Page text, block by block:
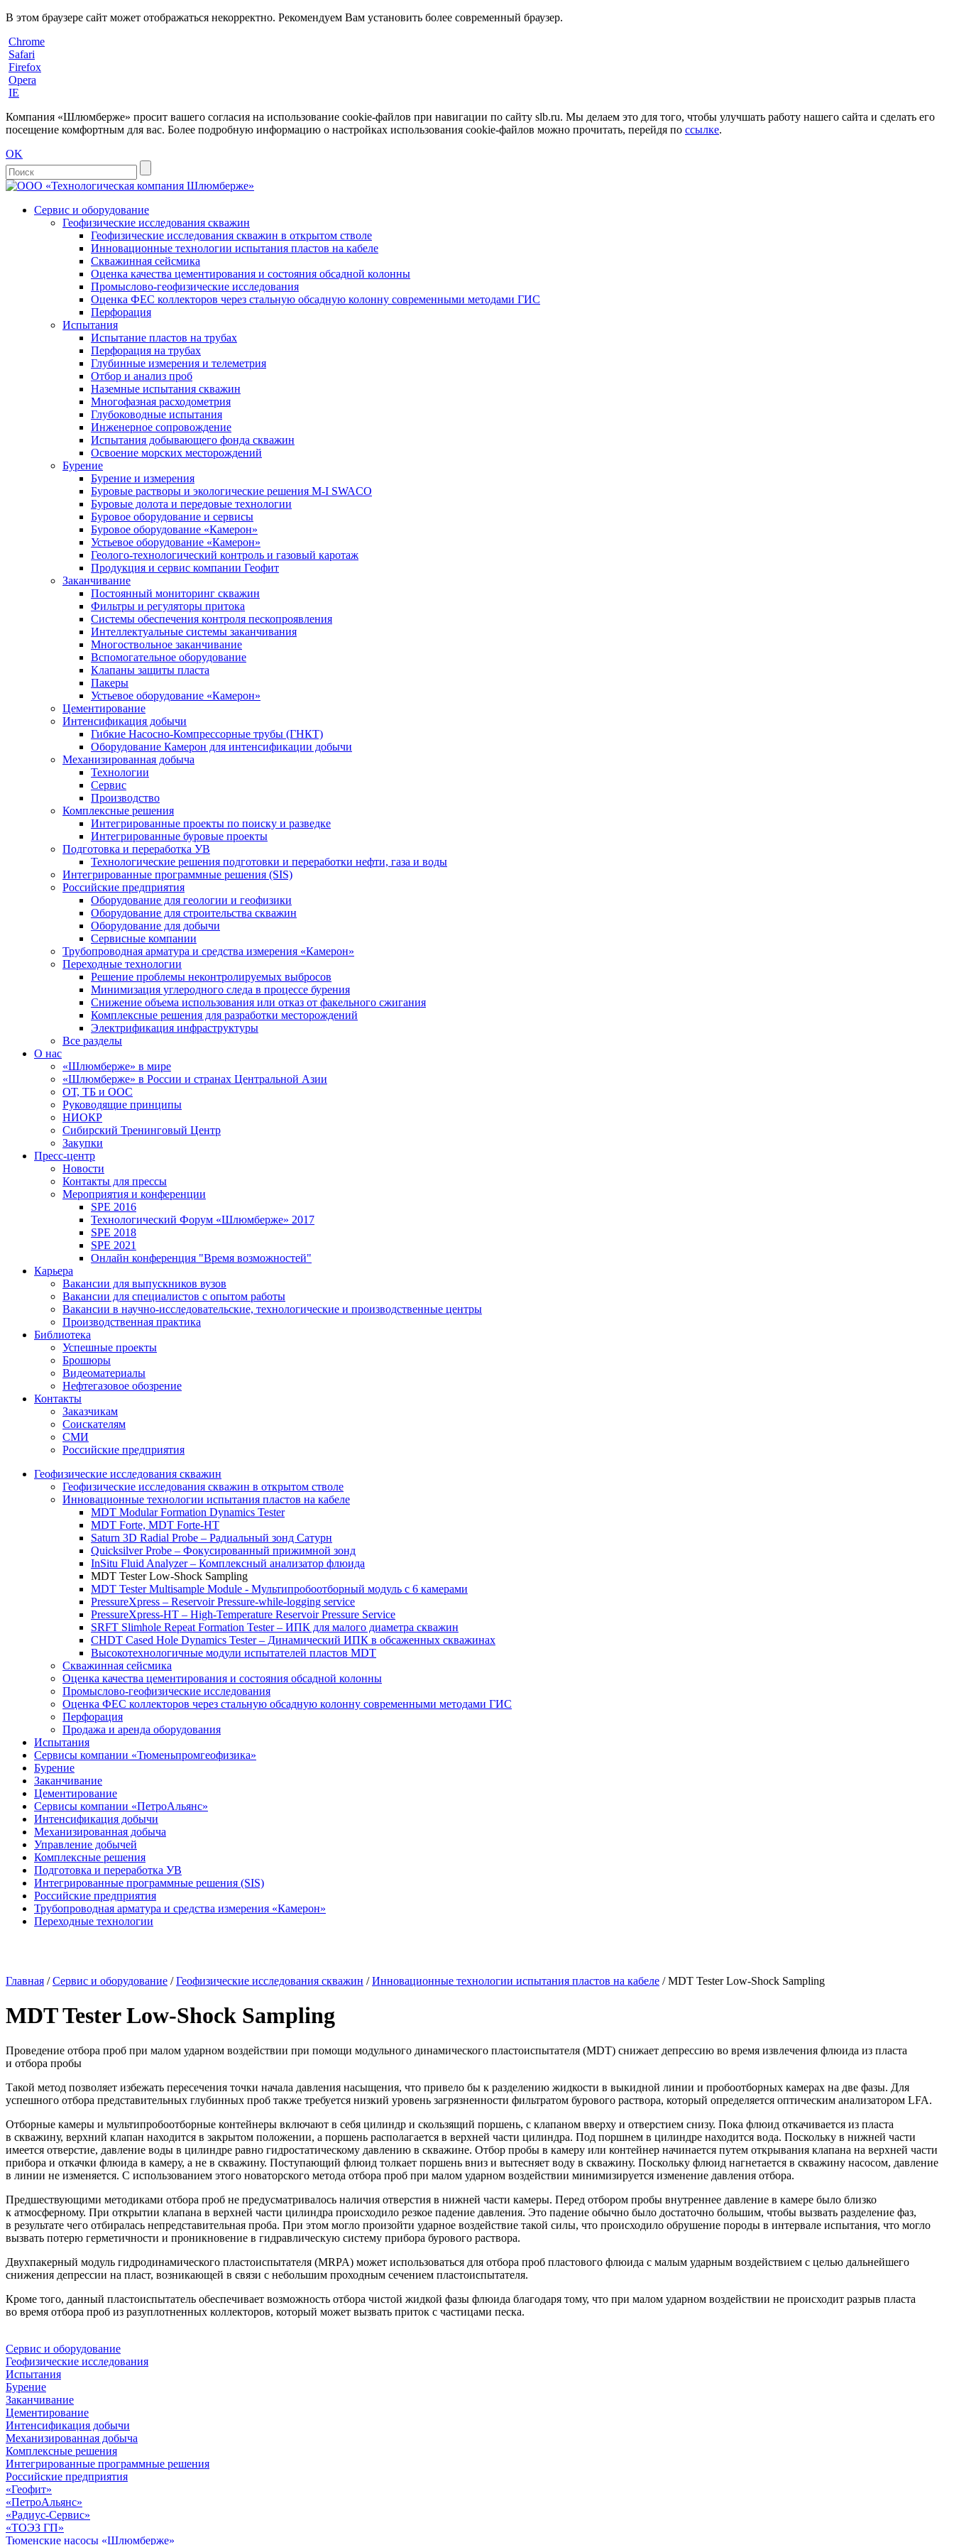
В этом браузере сайт может отображаться некорректно. Рекомендуем Вам установить более современный браузер.
Chrome
Safari
Firefox
Opera
IE
Компания «Шлюмберже» просит вашего согласия на использование cookie-файлов при навигации по сайту slb.ru. Мы делаем это для того, чтобы улучшать работу нашего сайта и сделать его
посещение комфортным для вас. Более подробную информацию о настройках использования cookie-файлов можно прочитать, перейдя по ссылке.
OK
Сервис и оборудование
Геофизические исследования скважин
Геофизические исследования скважин в открытом стволе
Инновационные технологии испытания пластов на кабеле
Скважинная сейсмика
Оценка качества цементирования и состояния обсадной колонны
Промыслово-геофизические исследования
Оценка ФЕС коллекторов через стальную обсадную колонну современными методами ГИС
Перфорация
Испытания
Испытание пластов на трубах
Перфорация на трубах
Глубинные измерения и телеметрия
Отбор и анализ проб
Наземные испытания скважин
Многофазная расходометрия
Глубоководные испытания
Инженерное сопровождение
Испытания добывающего фонда скважин
Освоение морских месторождений
Бурение
Бурение и измерения
Буровые растворы и экологические решения M-I SWACO
Буровые долота и передовые технологии
Буровое оборудование и сервисы
Буровое оборудование «Камерон»
Устьевое оборудование «Камерон»
Геолого-технологический контроль и газовый каротаж
Продукция и сервис компании Геофит
Заканчивание
Постоянный мониторинг скважин
Фильтры и регуляторы притока
Cистемы обеспечения контроля пескопроявления
Интеллектуальные системы заканчивания
Многоствольное заканчивание
Вспомогательное оборудование
Клапаны защиты пласта
Пакеры
Устьевое оборудование «Камерон»
Цементирование
Интенсификация добычи
Гибкие Насосно-Компрессорные трубы (ГНКТ)
Оборудование Камерон для интенсификации добычи
Механизированная добыча
Технологии
Сервис
Производство
Комплексные решения
Интегрированные проекты по поиску и разведке
Интегрированные буровые проекты
Подготовка и переработка УВ
Технологические решения подготовки и переработки нефти, газа и воды
Интегрированные программные решения (SIS)
Российские предприятия
Оборудование для геологии и геофизики
Оборудование для строительства скважин
Оборудование для добычи
Сервисные компании
Трубопроводная арматура и средства измерения «Камерон»
Переходные технологии
Решение проблемы неконтролируемых выбросов
Минимизация углеродного следа в процессе бурения
Снижение объема использования или отказ от факельного сжигания
Комплексные решения для разработки месторождений
Электрификация инфраструктуры
Все разделы
О нас
«Шлюмберже» в мире
«Шлюмберже» в России и странах Центральной Азии
ОТ, ТБ и ООС
Руководящие принципы
НИОКР
Сибирский Тренинговый Центр
Закупки
Пресс-центр
Новости
Контакты для прессы
Мероприятия и конференции
SPE 2016
Технологический Форум «Шлюмберже» 2017
SPE 2018
SPE 2021
Онлайн конференция "Время возможностей"
Карьера
Вакансии для выпускников вузов
Вакансии для специалистов с опытом работы
Вакансии в научно-исследовательские, технологические и производственные центры
Производственная практика
Библиотека
Успешные проекты
Брошюры
Видеоматериалы
Нефтегазовое обозрение
Контакты
Заказчикам
Соискателям
СМИ
Российские предприятия
Геофизические исследования скважин
Геофизические исследования скважин в открытом стволе
Инновационные технологии испытания пластов на кабеле
MDT Modular Formation Dynamics Tester
MDT Forte, MDT Forte-HT
Saturn 3D Radial Probe – Радиальный зонд Сатурн
Quicksilver Probe – Фокусированный прижимной зонд
InSitu Fluid Analyzer – Комплексный анализатор флюида
MDT Tester Low-Shock Sampling
MDT Tester Multisample Module - Мультипробоотборный модуль с 6 камерами
PressureXpress – Reservoir Pressure-while-logging service
PressureXpress-HT – High-Temperature Reservoir Pressure Service
SRFT Slimhole Repeat Formation Tester – ИПК для малого диаметра скважин
CHDT Cased Hole Dynamics Tester – Динамический ИПК в обсаженных скважинах
Высокотехнологичные модули испытателей пластов MDT
Скважинная сейсмика
Оценка качества цементирования и состояния обсадной колонны
Промыслово-геофизические исследования
Оценка ФЕС коллекторов через стальную обсадную колонну современными методами ГИС
Перфорация
Продажа и аренда оборудования
Испытания
Сервисы компании «Тюменьпромгеофизика»
Бурение
Заканчивание
Цементирование
Сервисы компании «ПетроАльянс»
Интенсификация добычи
Механизированная добыча
Управление добычей
Комплексные решения
Подготовка и переработка УВ
Интегрированные программные решения (SIS)
Российские предприятия
Трубопроводная арматура и средства измерения «Камерон»
Переходные технологии
Главная /Сервис и оборудование /Геофизические исследования скважин /Инновационные технологии испытания пластов на кабеле /MDT Tester Low-Shock Sampling
MDT Tester Low-Shock Sampling
Проведение отбора проб при малом ударном воздействии при помощи модульного динамического пластоиспытателя (MDT) снижает депрессию во время извлечения флюида из пласта
и отбора пробы
Такой метод позволяет избежать пересечения точки начала давления насыщения, что привело бы к разделению жидкости в выкидной линии и пробоотборных камерах на две фазы. Для
успешного отбора представительных глубинных проб также требуется низкий уровень загрязненности фильтратом бурового раствора, который определяется оптическим анализатором LFA.
Отборные камеры и мультипробоотборные контейнеры включают в себя цилиндр и скользящий поршень, с клапаном вверху и отверстием снизу. Пока флюид откачивается из пласта
в скважину, верхний клапан находится в закрытом положении, а поршень располагается в верхней части цилиндра. Под поршнем в цилиндре находится вода. Поскольку в нижней части
имеется отверстие, давление воды в цилиндре равно гидростатическому давлению в скважине. Отбор пробы в камеру или контейнер начинается путем открывания клапана на верхней части
прибора и откачки флюида в камеру, а не в скважину. Поступающий флюид толкает поршень вниз и вытесняет воду в скважину. Поскольку флюид нагнетается в скважину насосом, давление
в линии не изменяется. С использованием этого новаторского метода отбора проб при малом ударном воздействии минимизируется изменение давления отбора.
Предшествующими методиками отбора проб не предусматривалось наличия отверстия в нижней части камеры. Перед отбором пробы внутреннее давление в камере было близко
к атмосферному. При открытии клапана в верхней части цилиндра происходило резкое падение давления. Это падение обычно было достаточно большим, чтобы вызвать разделение фаз,
в результате чего отбиралась непредставительная проба. При этом могло произойти ударное воздействие такой силы, что происходило обрушение породы в интервале испытания, что могло
вызвать потерю герметичности и проникновение в гидравлическую систему прибора бурового раствора.
Двухпакерный модуль гидродинамического пластоиспытателя (MRPA) может использоваться для отбора проб пластового флюида с малым ударным воздействием с целью дальнейшего
снижения депрессии на пласт, возникающей в связи с небольшим проходным сечением пластоиспытателя.
Кроме того, данный пластоиспытатель обеспечивает возможность отбора чистой жидкой фазы флюида благодаря тому, что при малом ударном воздействии не происходит разрыв пласта
во время отбора проб из разуплотненных коллекторов, который может вызвать приток с частицами песка.
Сервис и оборудование
Геофизические исследования
Испытания
Бурение
Заканчивание
Цементирование
Интенсификация добычи
Механизированная добыча
Комплексные решения
Интегрированные программные решения
Российские предприятия
«Геофит»
«ПетроАльянс»
«Радиус-Сервис»
«ТОЭЗ ГП»
Тюменские насосы «Шлюмберже»